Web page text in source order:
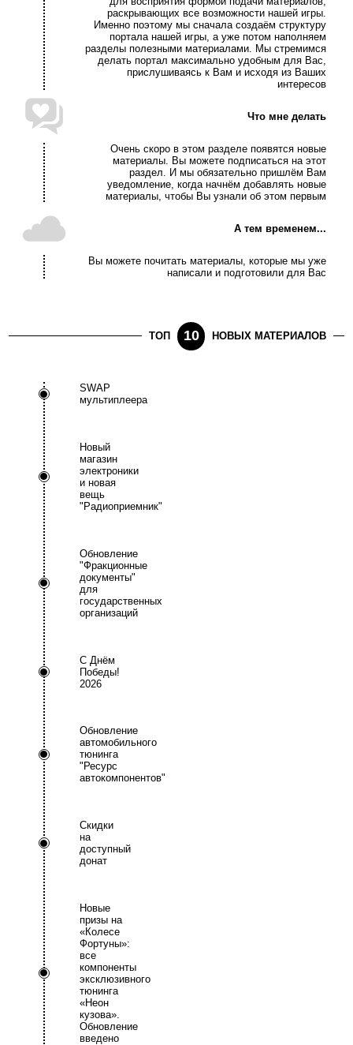
раскрывающих все возможности нашей игры.
Именно поэтому мы сначала создаём структуру
портала нашей игры, а уже потом наполняем
разделы полезными материалами. Мы стремимся
делать портал максимально удобным для Вас,
прислушиваясь к Вам и исходя из Ваших
интересов
Что мне делать
Очень скоро в этом разделе появятся новые
материалы. Вы можете подписаться на этот
раздел. И мы обязательно пришлём Вам
уведомление, когда начнём добавлять новые
материалы, чтобы Вы узнали об этом первым
А тем временем...
Вы можете почитать материалы, которые мы уже
написали и подготовили для Вас
ТОП 10 НОВЫХ МАТЕРИАЛОВ
SWAP
мультиплеера
Новый
магазин
электроники
и новая
вещь
"Радиоприемник"
Обновление
"Фракционные
документы"
для
государственных
организаций
С Днём
Победы!
2026
Обновление
автомобильного
тюнинга
"Ресурс
автокомпонентов"
Скидки
на
доступный
донат
Новые
призы на
«Колесе
Фортуны»:
все
компоненты
эксклюзивного
тюнинга
«Неон
кузова».
Обновление
введено